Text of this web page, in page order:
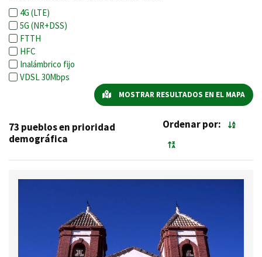
4G (LTE)
5G (NR+DSS)
FTTH
HFC
Inalámbrico fijo
VDSL 30Mbps
MOSTRAR RESULTADOS EN EL MAPA
73 pueblos en prioridad
demográfica
Ordenar por: